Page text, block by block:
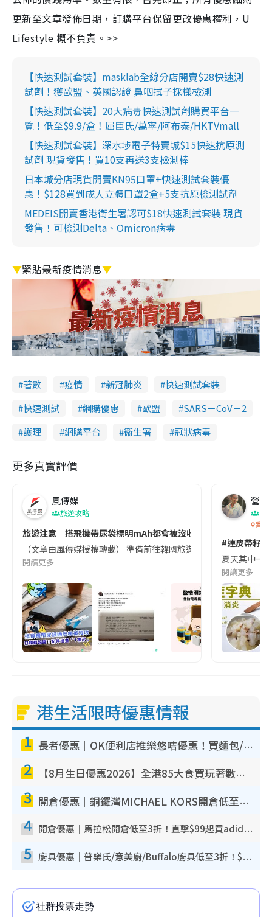
更新至文章發佈日期，訂購平台保留更改優惠權利，U
Lifestyle 概不負責。>>
【快速測試套裝】masklab全線分店開賣$28快速測
試劑！獲歐盟、英國認證 鼻咽拭子採樣檢測
【快速測試套裝】20大病毒快速測試劑購買平台一
覽！低至$9.9/盒！屈臣氏/萬寧/阿布泰/HKTVmall
【快速測試套裝】深水埗電子特賣城$15快速抗原測
試劑 現貨發售！買10支再送3支檢測棒
日本城分店現貨開賣KN95口罩+快速測試套裝優
惠！$128買到成人立體口罩2盒+5支抗原檢測試劑
MEDEIS開賣香港衛生署認可$18快速測試套裝 現貨
發售！可檢測Delta、Omicron病毒
▼緊貼最新疫情消息▼
著數 疫情 新冠肺炎
快速測試套裝
快速測試
網購優惠 歐盟
SARS－CoV－2
護理
網購平台 衞生署 冠狀病毒
更多真實評價
風傳媒
旅遊攻略
旅遊注意｜搭飛機帶尿袋標明mAh都會被沒收😱出發前切記檢查
（文章由風傳媒授權轉載） 準備前往韓國旅遊的民眾，近期要
閱讀更多
營養
香港
#連皮帶籽
夏天其中一
閱讀更多
港生活限時優惠情報
1 長者優惠｜OK便利店推樂悠咭優惠！買麵包/牛奶/保健品拍卡即減
2 【8月生日優惠2026】全港85大食買玩著數攻略 自助餐/火鍋放題同行免費＋誠品/DONKI送現金券
3 開倉優惠｜銅鑼灣MICHAEL KORS開倉低至17折！直擊$500起買手袋/銀包/鞋款 必買經典Jet Set系列
4 開倉優惠｜馬拉松開倉低至3折！直擊$99起買adidas／New Balance／Puma鞋款 STANLEY保溫杯劈價至$119起
5 廚具優惠｜普樂氏/意美廚/Buffalo廚具低至3折！$89起買煎鍋／炒鑊／個人鍋 同場小家電激減至$99起